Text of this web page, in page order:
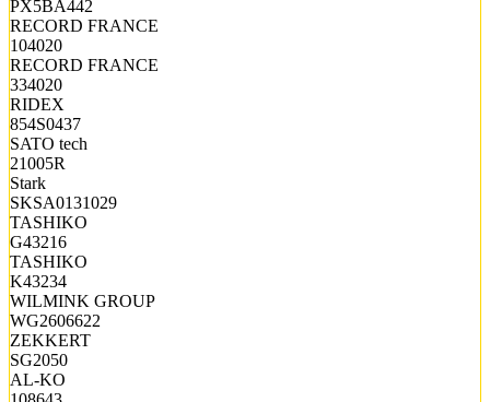
PX5BA442
RECORD FRANCE
104020
RECORD FRANCE
334020
RIDEX
854S0437
SATO tech
21005R
Stark
SKSA0131029
TASHIKO
G43216
TASHIKO
K43234
WILMINK GROUP
WG2606622
ZEKKERT
SG2050
AL-KO